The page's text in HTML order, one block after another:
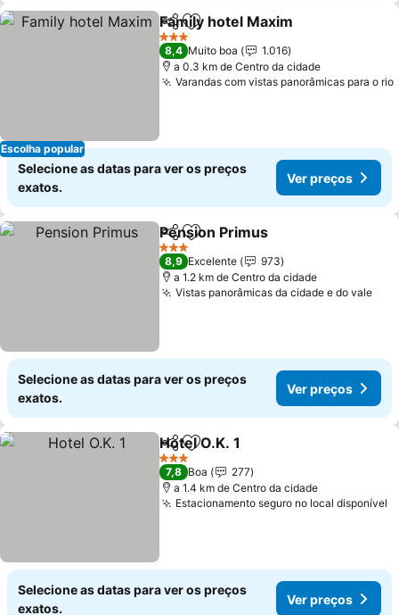
Escolha popular
PartilharAdicionar aos favoritos
Family hotel Maxim
3 Estrelas
8,4 Muito boa
1.016
a 0.3 km de Centro da cidade
Varandas com vistas panorâmicas para o rio
Selecione as datas para ver os preços
exatos.
Ver preços
PartilharAdicionar aos favoritos
Pension Primus
3 Estrelas
8,9 Excelente
973
a 1.2 km de Centro da cidade
Vistas panorâmicas da cidade e do vale
Selecione as datas para ver os preços
exatos.
Ver preços
PartilharAdicionar aos favoritos
Hotel O.K. 1
3 Estrelas
7,8 Boa
277
a 1.4 km de Centro da cidade
Estacionamento seguro no local disponível
Selecione as datas para ver os preços
exatos.
Ver preços